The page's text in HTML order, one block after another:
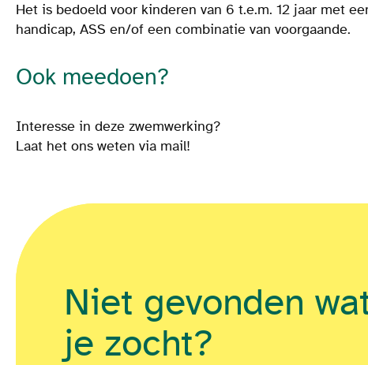
Het is bedoeld voor kinderen van 6 t.e.m. 12 jaar met
handicap, ASS en/of een combinatie van voorgaande.
Ook meedoen?
Interesse in deze zwemwerking?
Laat het ons weten via mail!
Niet gevonden
je zocht?